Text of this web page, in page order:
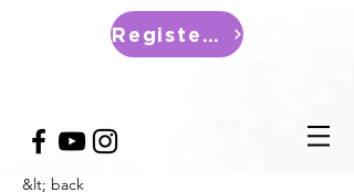
Register Now
&lt; back